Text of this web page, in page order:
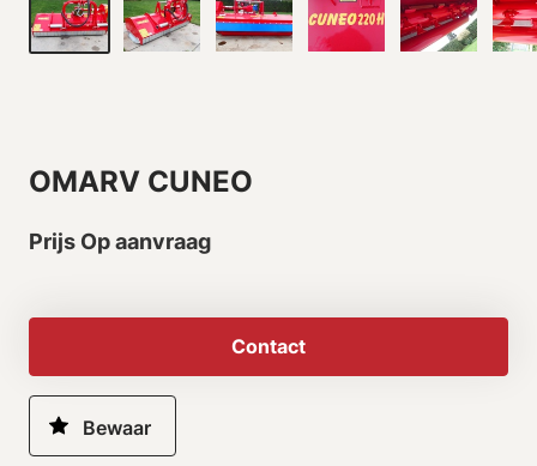
OMARV CUNEO
Prijs Op aanvraag
Contact